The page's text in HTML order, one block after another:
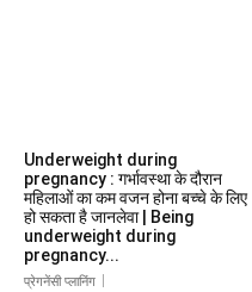
Underweight during
pregnancy : गर्भावस्था के दौरान
महिलाओं का कम वजन होना बच्चे के लिए
हो सकता है जानलेवा | Being
underweight during
pregnancy...
प्रेगनेंसी प्लानिंग